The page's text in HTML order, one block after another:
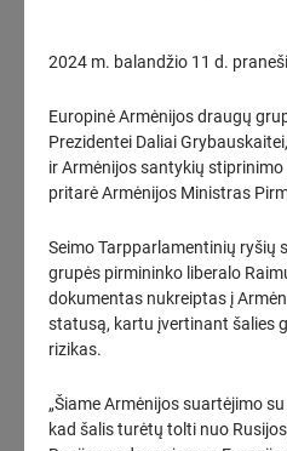
KOREGUOTAS
2026-08-07 17:48
2026-08-0716:18
„Litgrid“ pirmojo pusmečio
perdavimo sistema augančiai
VAATC oficialiai susigrąžina
valdymą
2024 m. balandžio 11 d.
Europinė Armėnijos draugų
Prezidentei Daliai
ir Armėnijos santykių
pritarė Armėnijos Ministras
Seimo Tarpparlamentinių ryšių
grupės pirmininko liberalo
dokumentas nukreiptas į
statusą, kartu įvertinant šalies
rizikas.
„Šiame Armėnijos suartėjimo
kad šalis turėtų tolti nuo